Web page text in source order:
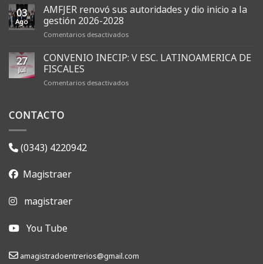
03
Ago
AMFJER renovó sus autoridades y dio inicio a la
gestión 2026-2028
Comentarios desactivadosen
renovó
sus
y
27
Jul
CONVENIO INECIP: V ESC. LATINOAMERICA DE
FISCALES
Comentarios desactivadosen
CONTACTO
(0343) 4220942
Magistraer
magistraer
You Tube
amagistradoentrerios@gmail.com